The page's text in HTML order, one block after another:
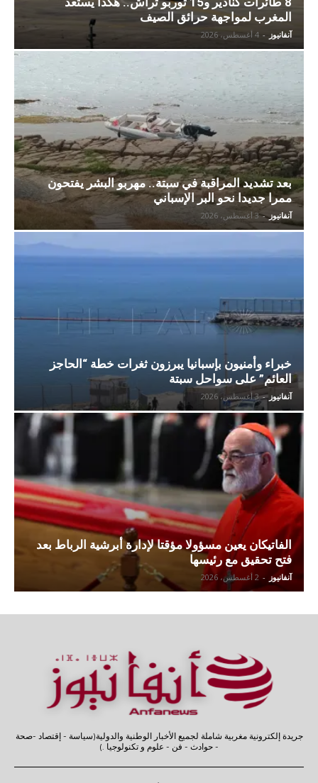
المغرب لمواجهة حرائق الصيف
آنفانيوز - 4 أغسطس، 2026
بعد تشديد المراقبة في سبتة.. مهربو البشر يفتحون
ممرا جديدا نحو البر الإسباني
آنفانيوز - 3 أغسطس، 2026
خبراء وأمنيون بإسبانيا يبرزون ثغرات خطة “الحاجز
العائم” على سواحل سبتة
آنفانيوز - 3 أغسطس، 2026
الفاتيكان يعين مسؤولا مؤقتا لإدارة أبرشية الرباط بعد
فتح تحقيق مع رئيسها
آنفانيوز - 2 أغسطس، 2026
جريدة إلكترونية مغربية شاملة لجميع الأخبار الوطنية والدولية(سياسة - إقتصاد -صحة
- حوادث - فن - علوم و تكنولوجيا .)